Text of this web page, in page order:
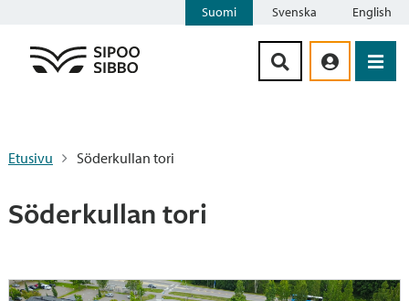
Suomi Svenska English
Etusivu Söderkullan tori
Söderkullan tori